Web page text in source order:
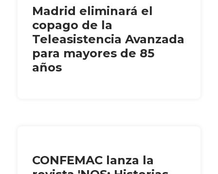
Madrid eliminará el
copago de la
Teleasistencia Avanzada
para mayores de 85
años
CONFEMAC lanza la